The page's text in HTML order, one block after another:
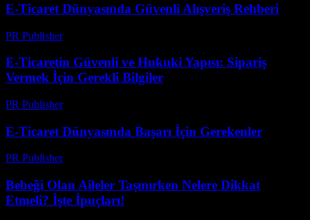
E-Ticaret Dünyasında Güvenli Alışveriş Rehberi
PR Publisher-
E-Ticaretin Güvenli ve Hukuki Yapısı: Sipariş
Vermek İçin Gerekli Bilgiler
PR Publisher-
E-Ticaret Dünyasında Başarı İçin Gerekenler
PR Publisher-
Bebeği Olan Aileler Taşınırken Nelere Dikkat
Etmeli? İşte İpuçları!